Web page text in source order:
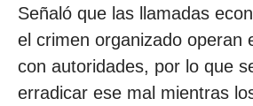
Señaló que las llamadas
el crimen organizado operan
con autoridades, por lo que
erradicar ese mal mientras